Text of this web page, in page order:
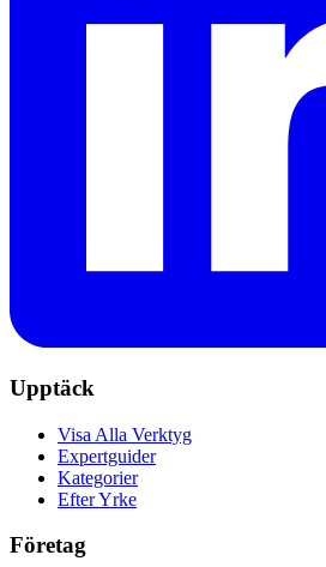
Upptäck
Visa Alla Verktyg
Expertguider
Kategorier
Efter Yrke
Företag